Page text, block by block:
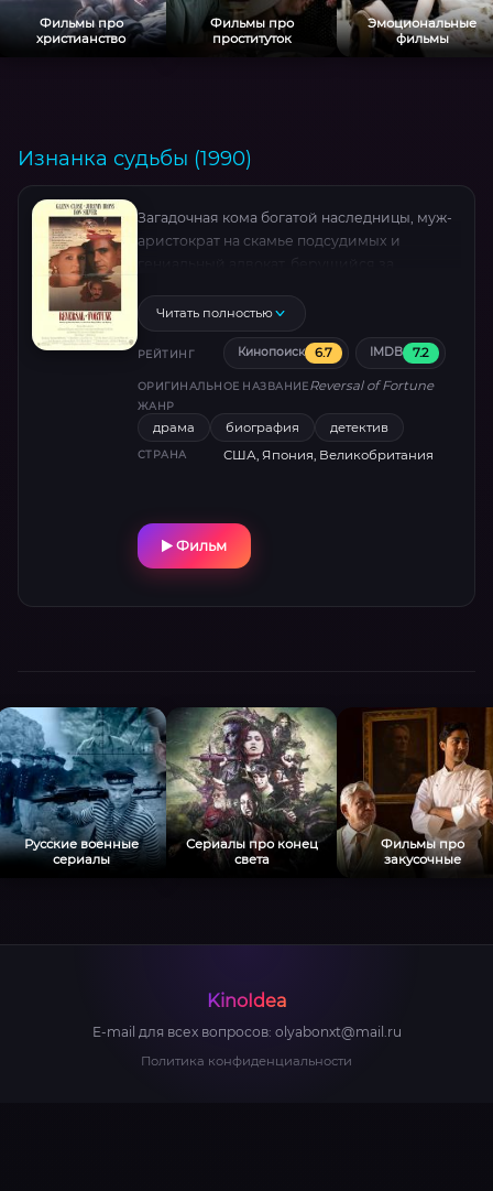
Фильмы про
христианство
Фильмы про
проституток
Эмоциональные
фильмы
Изнанка судьбы (1990)
Загадочная кома богатой наследницы, муж-
аристократ на скамье подсудимых и
причудливо переплетается с ложью, а
зритель остаётся в напряжении до
финальных титров.
Читать полностью
РЕЙТИНГ Кинопоиск 6.7 IMDB 7.2
ОРИГИНАЛЬНОЕ НАЗВАНИЕReversal of Fortune
ЖАНР
драма биография детектив
СТРАНА США, Япония, Великобритания
Фильм
Русские военные
сериалы
Сериалы про конец
света
Фильмы про
закусочные
KinoIdea
E-mail для всех вопросов: olyabonxt@mail.ru
Политика конфиденциальности